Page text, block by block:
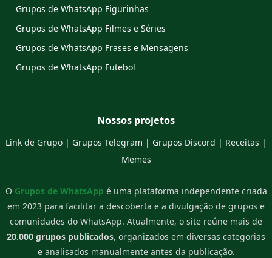
Grupos de WhatsApp Figurinhas
Grupos de WhatsApp Filmes e Séries
Grupos de WhatsApp Frases e Mensagens
Grupos de WhatsApp Futebol
Nossos projetos
Link de Grupo | Grupos Telegram | Grupos Discord | Receitas |
Memes
O Grupos de WhatsApp é uma plataforma independente criada
em 2023 para facilitar a descoberta e a divulgação de grupos e
comunidades do WhatsApp. Atualmente, o site reúne mais de
20.000 grupos publicados, organizados em diversas categorias
e analisados manualmente antes da publicação.